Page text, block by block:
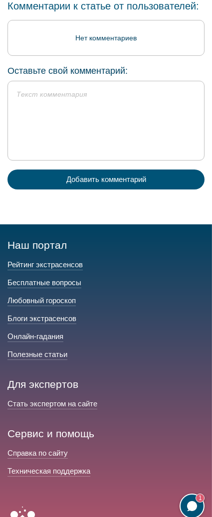
Комментарии к статье от пользователей:
Нет комментариев
Оставьте свой комментарий:
Добавить комментарий
1
Наш портал
Рейтинг экстрасенсов
Бесплатные вопросы
Любовный гороскоп
Блоги экстрасенсов
Онлайн-гадания
Полезные статьи
Для экспертов
Стать экспертом на сайте
Сервис и помощь
Справка по сайту
Техническая поддержка